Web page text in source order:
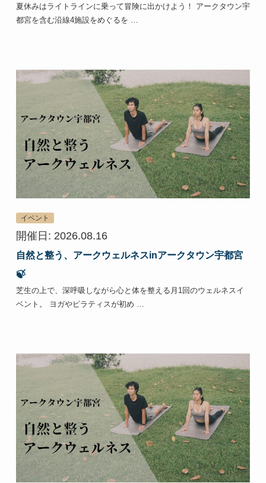
夏休みはライトラインに乗って冒険に出かけよう！ アークタウン宇
都宮を含む沿線4施設をめぐるを …
イベント
開催日: 2026.08.16
自然と整う、アークウェルネスinアークタウン宇都宮
🍃
芝生の上で、深呼吸しながら心と体を整える月1回のウェルネスイ
ベント。 ヨガやピラティスが初め …